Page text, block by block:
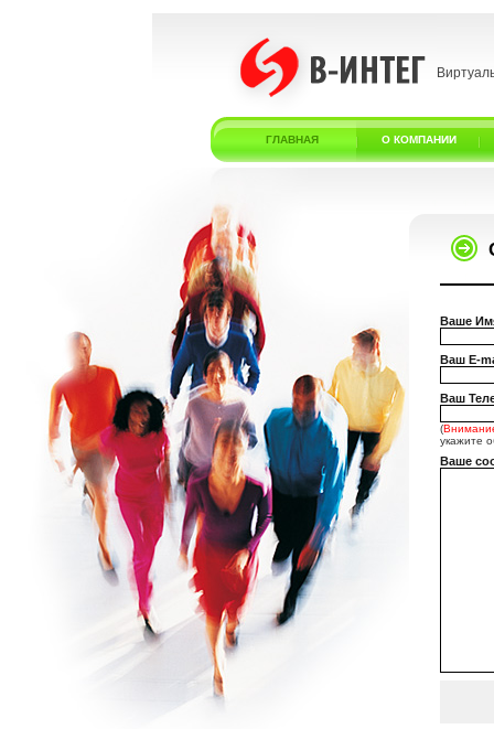
ГЛАВНАЯ О КОМПАНИИ
Ваше
Ваш E-
Ваш
(
укажите
Ваше